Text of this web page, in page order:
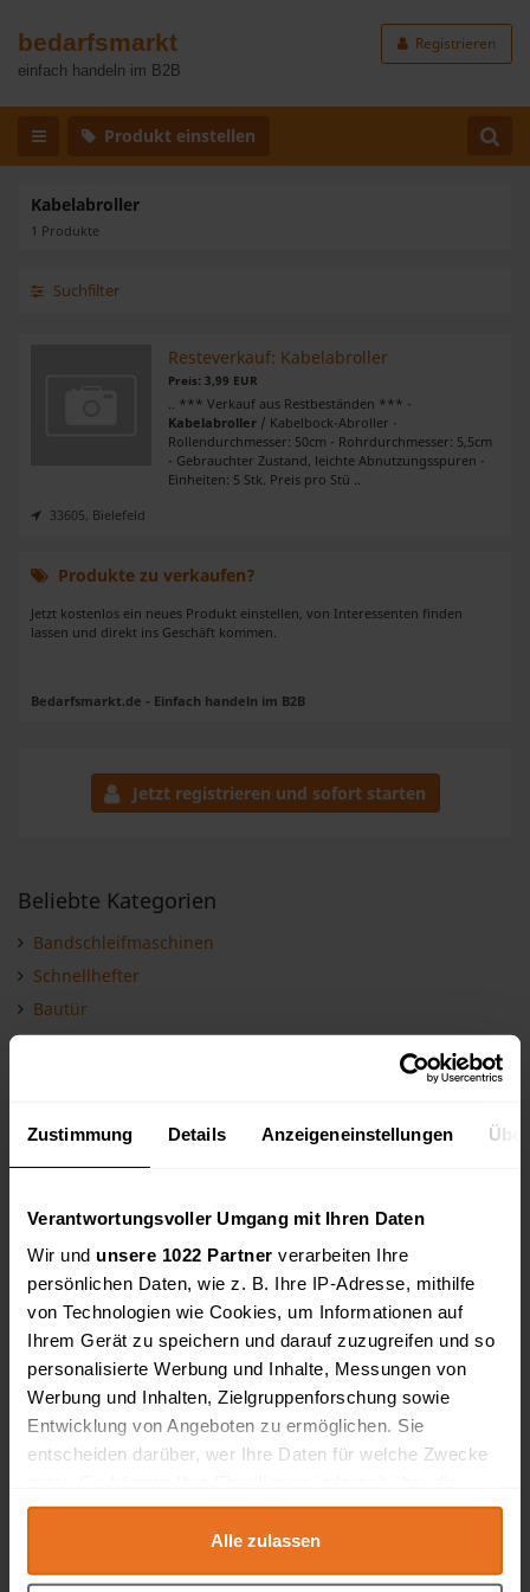
Zustimmung Details Anzeigeneinstellungen
Verantwortungsvoller Umgang mit Ihren Daten
Wir und unsere 1022 Partner verarbeiten Ihre
persönlichen Daten, wie z. B. Ihre IP-Adresse, mithilfe
von Technologien wie Cookies, um Informationen auf
Ihrem Gerät zu speichern und darauf zuzugreifen und so
personalisierte Werbung und Inhalte, Messungen von
Werbung und Inhalten, Zielgruppenforschung sowie
Entwicklung von Angeboten zu ermöglichen. Sie
entscheiden darüber, wer Ihre Daten für welche Zwecke
Cookie-Erklärung oder durch Klicken auf das Privacy
Trigger Symbol ändern oder widerrufen
Alle zulassen
bedarfsmarkt
einfach handeln im B2B
Registrieren
Produkt einstellen
Kabelabroller
1 Produkte
Suchfilter
Resteverkauf: Kabelabroller
Preis: 3,99 EUR
.. *** Verkauf aus Restbeständen *** -
Kabelabroller / Kabelbock-Abroller -
Rollendurchmesser: 50cm - Rohrdurchmesser: 5,5cm
- Gebrauchter Zustand, leichte Abnutzungsspuren -
Einheiten: 5 Stk. Preis pro Stü ..
33605, Bielefeld
Produkte zu verkaufen?
Jetzt kostenlos ein neues Produkt einstellen, von Interessenten finden
lassen und direkt ins Geschäft kommen.
Bedarfsmarkt.de - Einfach handeln im B2B
Jetzt registrieren und sofort starten
Beliebte Kategorien
Bandschleifmaschinen
Schnellhefter
Bautür
Naturdünger
Typus
Plus-Produkte
Kategorien
Handwerksbedarf